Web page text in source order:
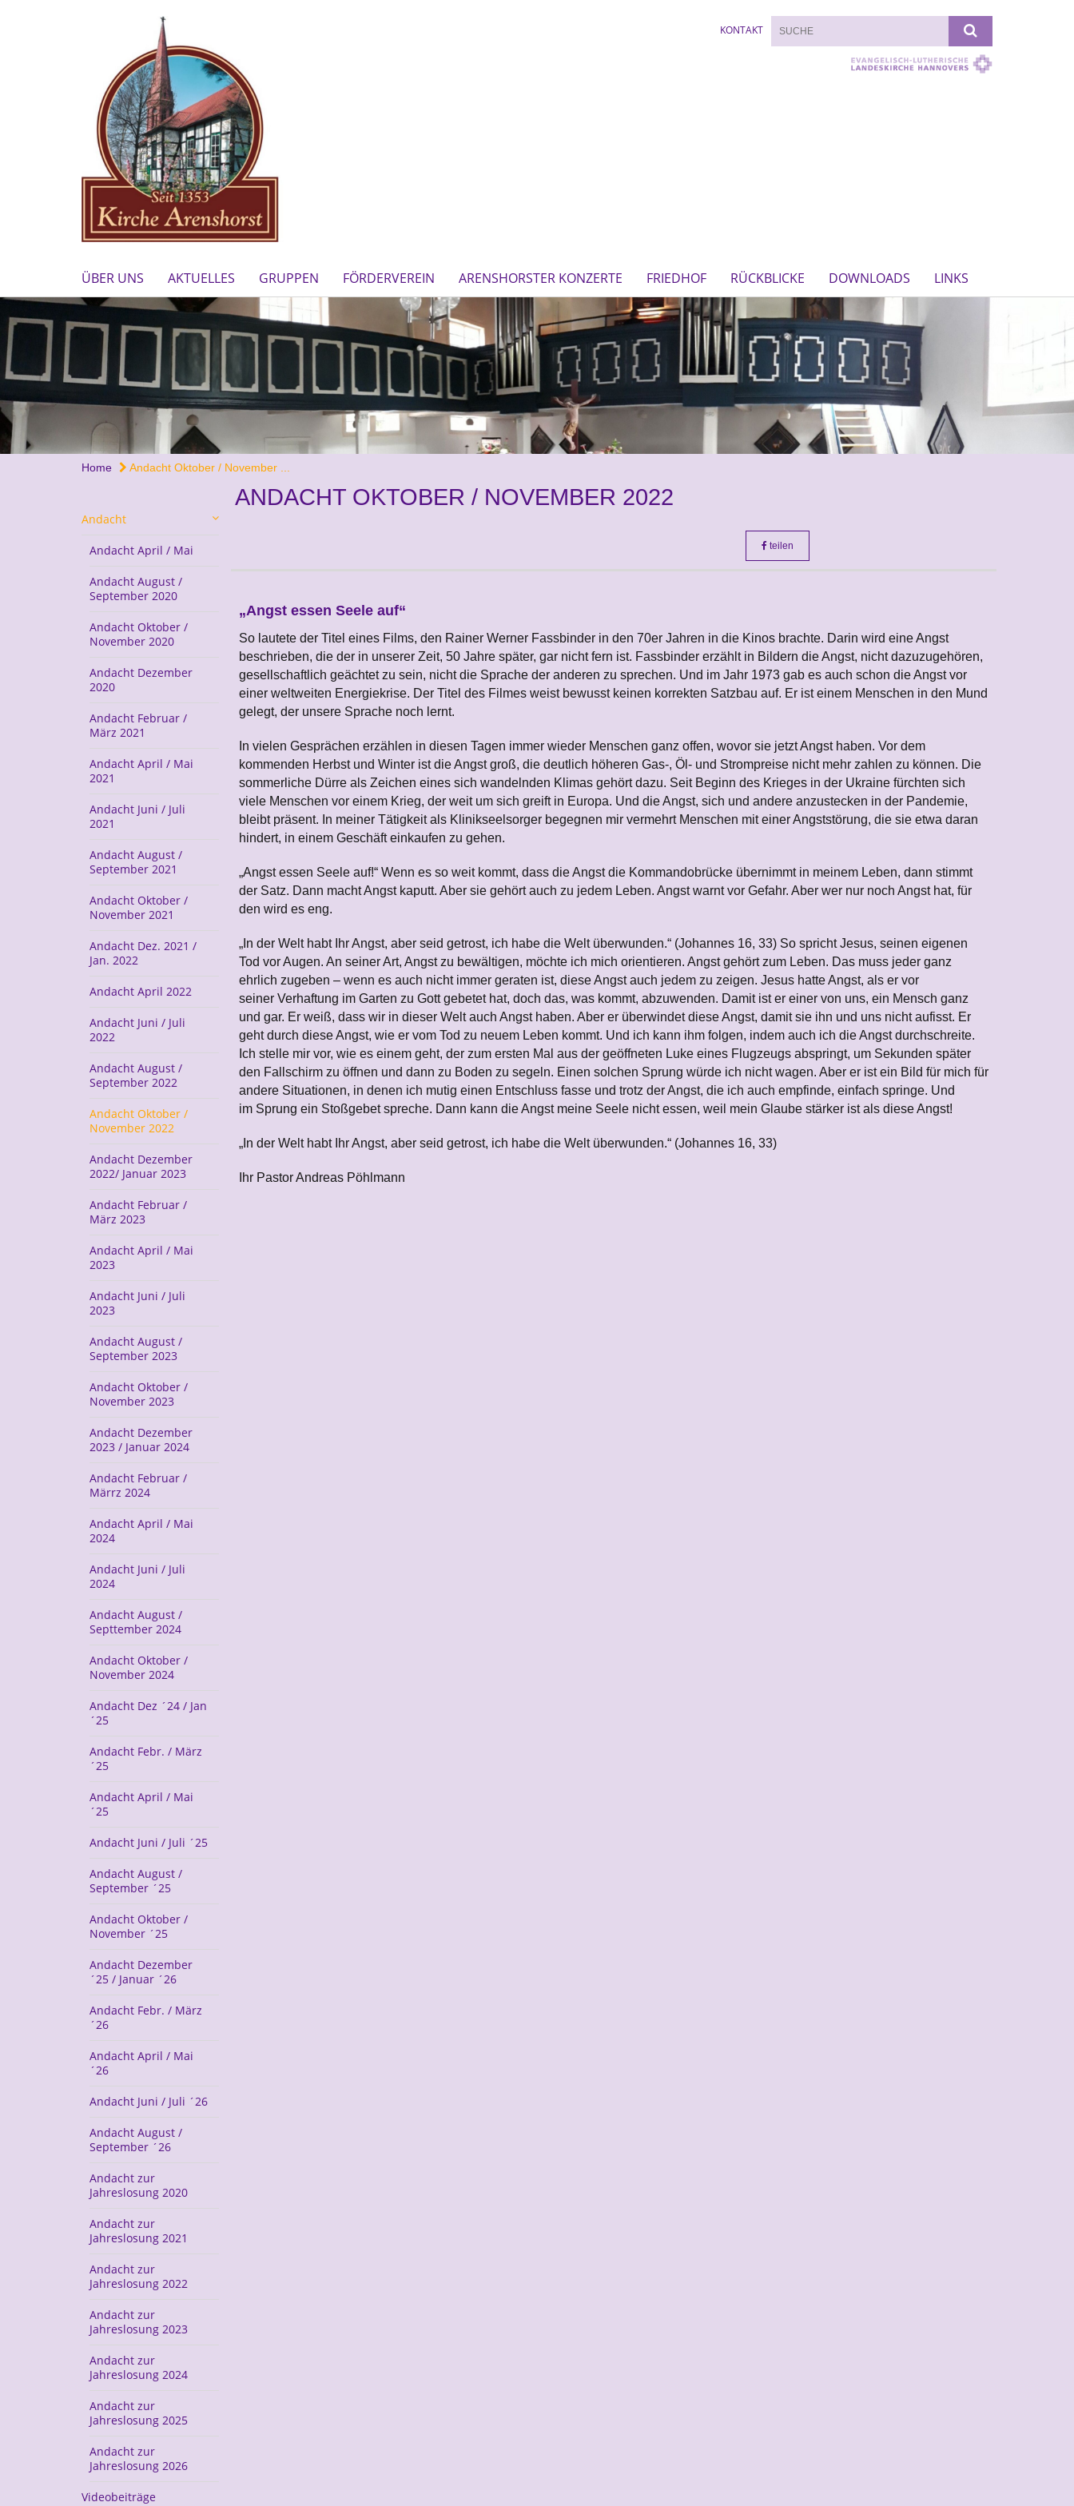
KONTAKT
ÜBER UNS AKTUELLES GRUPPEN FÖRDERVEREIN ARENSHORSTER KONZERTE FRIEDHOF RÜCKBLICKE DOWNLOADS LINKS
Home Andacht Oktober / November ...
Andacht
Andacht April / Mai
Andacht August /
September 2020
Andacht Oktober /
November 2020
Andacht Dezember
2020
Andacht Februar /
März 2021
Andacht April / Mai
2021
Andacht Juni / Juli
2021
Andacht August /
September 2021
Andacht Oktober /
November 2021
Andacht Dez. 2021 /
Jan. 2022
Andacht April 2022
Andacht Juni / Juli
2022
Andacht August /
September 2022
Andacht Oktober /
November 2022
Andacht Dezember
2022/ Januar 2023
Andacht Februar /
März 2023
Andacht April / Mai
2023
Andacht Juni / Juli
2023
Andacht August /
September 2023
Andacht Oktober /
November 2023
Andacht Dezember
2023 / Januar 2024
Andacht Februar /
Märrz 2024
Andacht April / Mai
2024
Andacht Juni / Juli
2024
Andacht August /
Septtember 2024
Andacht Oktober /
November 2024
Andacht Dez ´24 / Jan
´25
Andacht Febr. / März
´25
Andacht April / Mai
´25
Andacht Juni / Juli ´25
Andacht August /
September ´25
Andacht Oktober /
November ´25
Andacht Dezember
´25 / Januar ´26
Andacht Febr. / März
´26
Andacht April / Mai
´26
Andacht Juni / Juli ´26
Andacht August /
September ´26
Andacht zur
Jahreslosung 2020
Andacht zur
Jahreslosung 2021
Andacht zur
Jahreslosung 2022
Andacht zur
Jahreslosung 2023
Andacht zur
Jahreslosung 2024
Andacht zur
Jahreslosung 2025
Andacht zur
Jahreslosung 2026
Videobeiträge
ANDACHT OKTOBER / NOVEMBER 2022
teilen
„Angst essen Seele auf“
So lautete der Titel eines Films, den Rainer Werner Fassbinder in den 70er Jahren in die Kinos brachte. Darin wird eine Angst
beschrieben, die der in unserer Zeit, 50 Jahre später, gar nicht fern ist. Fassbinder erzählt in Bildern die Angst, nicht dazuzugehören,
gesellschaftlich geächtet zu sein, nicht die Sprache der anderen zu sprechen. Und im Jahr 1973 gab es auch schon die Angst vor
einer weltweiten Energiekrise. Der Titel des Filmes weist bewusst keinen korrekten Satzbau auf. Er ist einem Menschen in den Mund
gelegt, der unsere Sprache noch lernt.
In vielen Gesprächen erzählen in diesen Tagen immer wieder Menschen ganz offen, wovor sie jetzt Angst haben. Vor dem
kommenden Herbst und Winter ist die Angst groß, die deutlich höheren Gas-, Öl- und Strompreise nicht mehr zahlen zu können. Die
sommerliche Dürre als Zeichen eines sich wandelnden Klimas gehört dazu. Seit Beginn des Krieges in der Ukraine fürchten sich
viele Menschen vor einem Krieg, der weit um sich greift in Europa. Und die Angst, sich und andere anzustecken in der Pandemie,
bleibt präsent. In meiner Tätigkeit als Klinikseelsorger begegnen mir vermehrt Menschen mit einer Angststörung, die sie etwa daran
hindert, in einem Geschäft einkaufen zu gehen.
„Angst essen Seele auf!“ Wenn es so weit kommt, dass die Angst die Kommandobrücke übernimmt in meinem Leben, dann stimmt
der Satz. Dann macht Angst kaputt. Aber sie gehört auch zu jedem Leben. Angst warnt vor Gefahr. Aber wer nur noch Angst hat, für
den wird es eng.
„In der Welt habt Ihr Angst, aber seid getrost, ich habe die Welt überwunden.“ (Johannes 16, 33) So spricht Jesus, seinen eigenen
Tod vor Augen. An seiner Art, Angst zu bewältigen, möchte ich mich orientieren. Angst gehört zum Leben. Das muss jeder ganz
ehrlich zugeben – wenn es auch nicht immer geraten ist, diese Angst auch jedem zu zeigen. Jesus hatte Angst, als er vor
seiner Verhaftung im Garten zu Gott gebetet hat, doch das, was kommt, abzuwenden. Damit ist er einer von uns, ein Mensch ganz
und gar. Er weiß, dass wir in dieser Welt auch Angst haben. Aber er überwindet diese Angst, damit sie ihn und uns nicht aufisst. Er
geht durch diese Angst, wie er vom Tod zu neuem Leben kommt. Und ich kann ihm folgen, indem auch ich die Angst durchschreite.
Ich stelle mir vor, wie es einem geht, der zum ersten Mal aus der geöffneten Luke eines Flugzeugs abspringt, um Sekunden später
den Fallschirm zu öffnen und dann zu Boden zu segeln. Einen solchen Sprung würde ich nicht wagen. Aber er ist ein Bild für mich für
andere Situationen, in denen ich mutig einen Entschluss fasse und trotz der Angst, die ich auch empfinde, einfach springe. Und
im Sprung ein Stoßgebet spreche. Dann kann die Angst meine Seele nicht essen, weil mein Glaube stärker ist als diese Angst!
„In der Welt habt Ihr Angst, aber seid getrost, ich habe die Welt überwunden.“ (Johannes 16, 33)
Ihr Pastor Andreas Pöhlmann